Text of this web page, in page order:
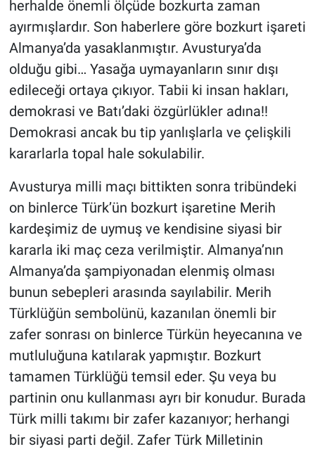
herhalde önemli ölçüde bozkurta zaman
ayırmışlardır. Son haberlere göre bozkurt işareti
Almanya’da yasaklanmıştır. Avusturya’da
olduğu gibi… Yasağa uymayanların sınır dışı
edileceği ortaya çıkıyor. Tabii ki insan hakları,
demokrasi ve Batı’daki özgürlükler adına!!
Demokrasi ancak bu tip yanlışlarla ve çelişkili
kararlarla topal hale sokulabilir.
Avusturya milli maçı bittikten sonra tribündeki
on binlerce Türk’ün bozkurt işaretine Merih
kardeşimiz de uymuş ve kendisine siyasi bir
kararla iki maç ceza verilmiştir. Almanya’nın
Almanya’da şampiyonadan elenmiş olması
bunun sebepleri arasında sayılabilir. Merih
Türklüğün sembolünü, kazanılan önemli bir
zafer sonrası on binlerce Türkün heyecanına ve
mutluluğuna katılarak yapmıştır. Bozkurt
tamamen Türklüğü temsil eder. Şu veya bu
partinin onu kullanması ayrı bir konudur. Burada
Türk milli takımı bir zafer kazanıyor; herhangi
bir siyasi parti değil. Zafer Türk Milletinin